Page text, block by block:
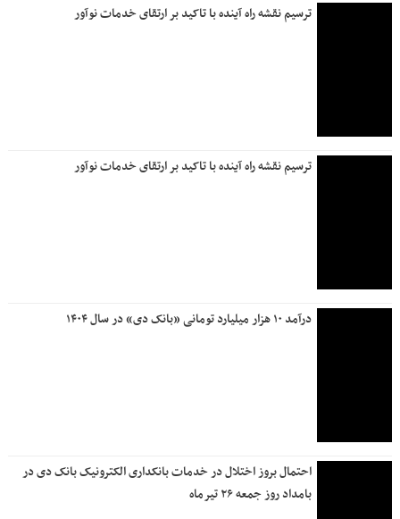
ترسیم نقشه راه آینده با تاکید بر ارتقای خدمات نوآور
ترسیم نقشه راه آینده با تاکید بر ارتقای خدمات نوآور
درآمد ۱۰ هزار میلیارد تومانی «بانک دی» در سال ۱۴۰۴
احتمال بروز اختلال در خدمات بانکداری الکترونیک بانک دی در
بامداد روز جمعه ۲۶ تیرماه